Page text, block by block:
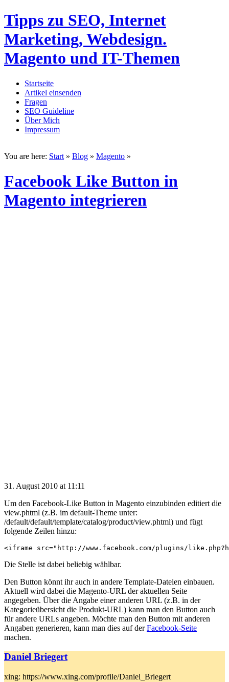
Tipps zu SEO, Internet
Marketing, Webdesign.
Magento und IT-Themen
Startseite
Artikel einsenden
Fragen
SEO Guideline
Über Mich
Impressum
You are here: Start » Blog » Magento »
Facebook Like Button in
Magento integrieren
31. August 2010 at 11:11
Um den Facebook-Like Button in Magento einzubinden editiert die
view.phtml (z.B. im default-Theme unter:
/default/default/template/catalog/product/view.phtml) und fügt
folgende Zeilen hinzu:
Die Stelle ist dabei beliebig wählbar.
Den Button könnt ihr auch in andere Template-Dateien einbauen.
Aktuell wird dabei die Magento-URL der aktuellen Seite
angegeben. Über die Angabe einer anderen URL (z.B. in der
Kategorieübersicht die Produkt-URL) kann man den Button auch
für andere URLs angeben. Möchte man den Button mit anderen
Angaben generieren, kann man dies auf derFacebook-Seite
machen.
Daniel Briegert
xing: https://www.xing.com/profile/Daniel_Briegert